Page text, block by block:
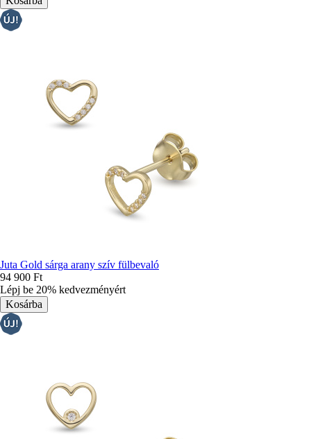
Juta Gold sárga arany szív fülbevaló
94 900 Ft
Lépj be 20% kedvezményért